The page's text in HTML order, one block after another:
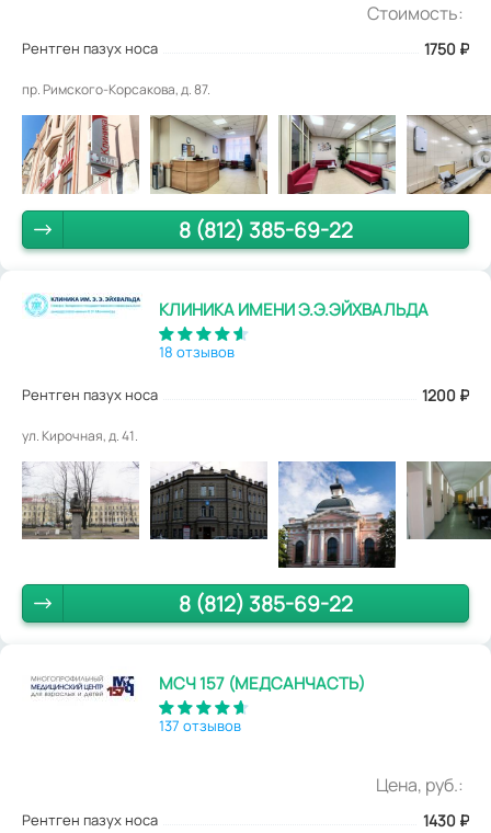
Стоимость:
Рентген пазух носа 1750 ₽
пр. Римского-Корсакова, д. 87.
8 (812) 385-69-22
КЛИНИКА ИМЕНИ Э.Э.ЭЙХВАЛЬДА
18 отзывов
Рентген пазух носа 1200 ₽
ул. Кирочная, д. 41.
8 (812) 385-69-22
МСЧ 157 (МЕДСАНЧАСТЬ)
137 отзывов
Цена, руб.:
Рентген пазух носа 1430 ₽